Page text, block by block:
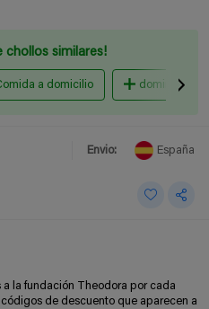
chollos similares!
a domicilio dominos
Envio: España
la fundación Theodora por cada
de descuento que aparecen a